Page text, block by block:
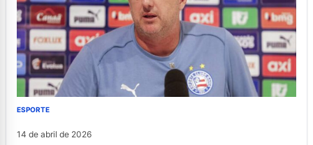
ESPORTE
14 de abril de 2026